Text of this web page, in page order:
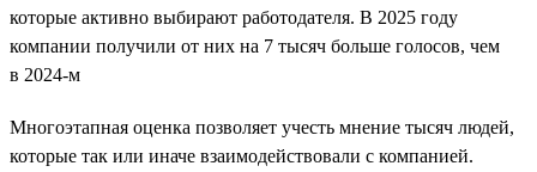
которые активно выбирают работодателя. В 2025 году
компании получили от них на 7 тысяч больше голосов, чем
в 2024-м
Многоэтапная оценка позволяет учесть мнение тысяч людей,
которые так или иначе взаимодействовали с компанией.